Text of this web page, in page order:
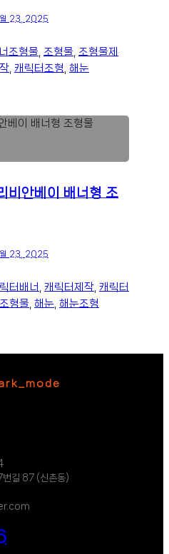
23, 2025
조형물 조형물 조형물제
캐릭터조형 해눈
비안베이 배너형 조
23, 2025
터배너 , 캐릭터제작, 캐릭터
형물, 해눈, 해눈조형
번길 87 (신촌동)